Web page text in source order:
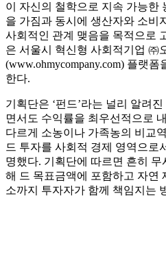
이 자신의 철학으로 지속 가능한
을 가짐과 동시에 생산자와 소비
사회적인 관계 맺음을 목적으로
은 서울시 혁신형 사회적기업 ㈜
(www.ohmycompany.com) 플랫
한다.
기획단은 ‘펀드’라는 널리 알려
면서도 수익률을 최우선적으로
다르게 소농이나 가족농의 비교
드 투자를 사회적 경제 영역으로
명했다. 기획단에 따르면 흔히
해 드 목표금액에 포함하고 자연
소까지 투자자가 함께 책임지는